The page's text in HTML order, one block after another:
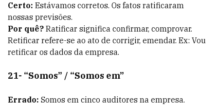
Certo: Estávamos corretos. Os fatos ratificaram
nossas previsões.
Por quê? Ratificar significa confirmar, comprovar.
Retificar refere-se ao ato de corrigir, emendar. Ex: Vou
retificar os dados da empresa.
21- “Somos” / “Somos em”
Errado: Somos em cinco auditores na empresa.